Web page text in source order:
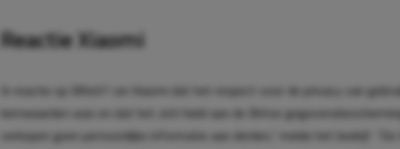
Reactie Xiaomi
In reactie op Which? zei Xiaomi dat het respect voor de privacy van
kernwaarden was en dat het zich hield aan de Britse
verkopen geen persoonlijke informatie aan derden,” melde het bedrijf.